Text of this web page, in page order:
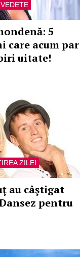
VEDETE
5
care acum par
uitate!
ZILEI
au câştigat
pentru